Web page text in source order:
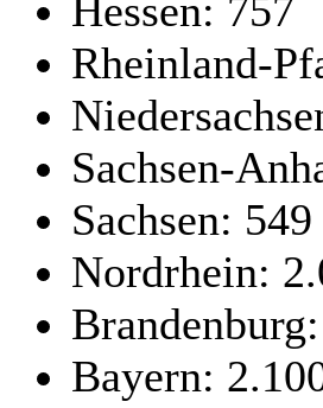
Hessen: 757
Rheinland-
Sachsen-
Sachsen: 549
Nordrhein:
Bayern: